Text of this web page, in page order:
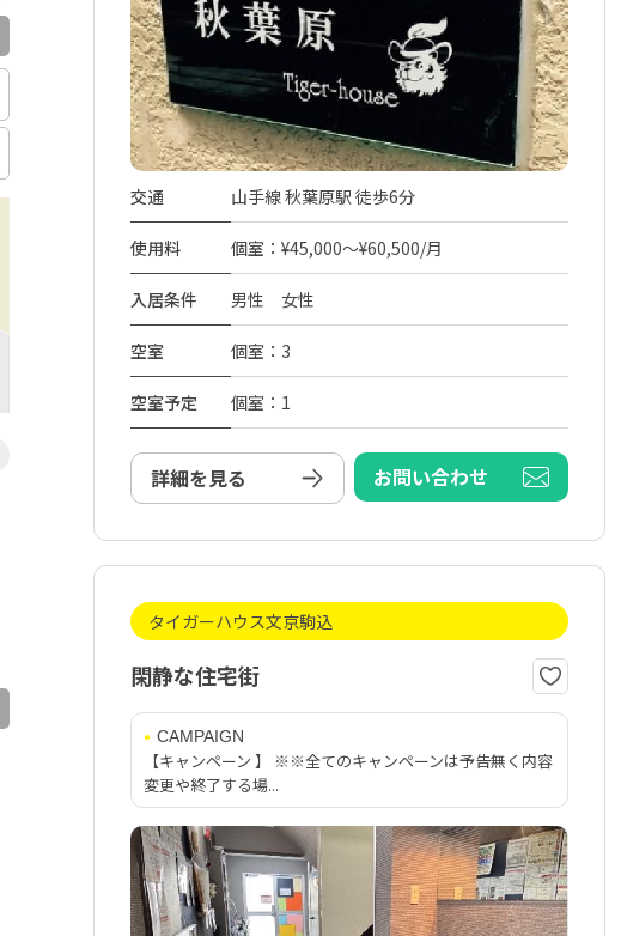
交通 山手線 秋葉原駅 徒歩6分
使用料 個室：¥45,000～¥60,500/月
入居条件 男性 女性
空室 個室：3
空室予定 個室：1
詳細を見る お問い合わせ
タイガーハウス文京駒込
閑静な住宅街
CAMPAIGN
【キャンペーン 】 ※※全てのキャンペーンは予告無く内容
変更や終了する場...